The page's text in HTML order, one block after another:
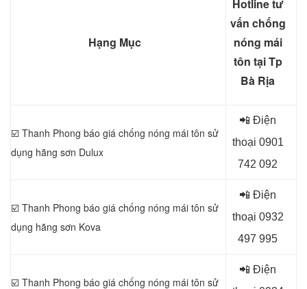
Hạng Mục
Hotline tư
vấn chống
nóng mái
tôn tại Tp
Bà Rịa
☑️ Thanh Phong báo giá chống nóng mái tôn sử
dụng hãng sơn Dulux
📲 Điện
thoại 0901
742 092
☑️ Thanh Phong báo giá chống nóng mái tôn sử
dụng hãng sơn Kova
📲 Điện
thoại 0932
497 995
☑️ Thanh Phong báo giá chống nóng mái tôn sử
📲 Điện